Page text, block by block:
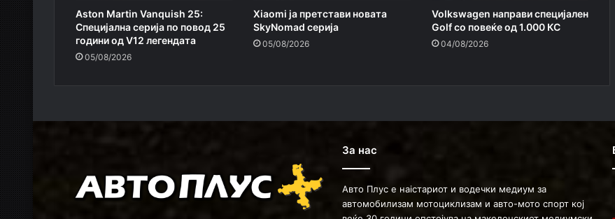
Aston Martin Vanquish 25:
Специјална серија по повод 25
години од V12 легендата
05/08/2026
Xiaomi ja претстави новата
SkyNomad серија
05/08/2026
Volkswagen направи специјален
Golf со повеќе од 1.000 КС
04/08/2026
За нас
Авто Плус е наістариот и водечки медиум за
автомобилизам мотоциклизам и авто-мото спорт кој